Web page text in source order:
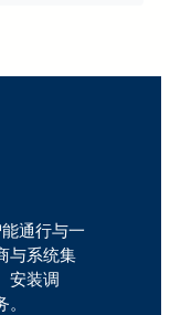
通行与一
与系统集
安装调